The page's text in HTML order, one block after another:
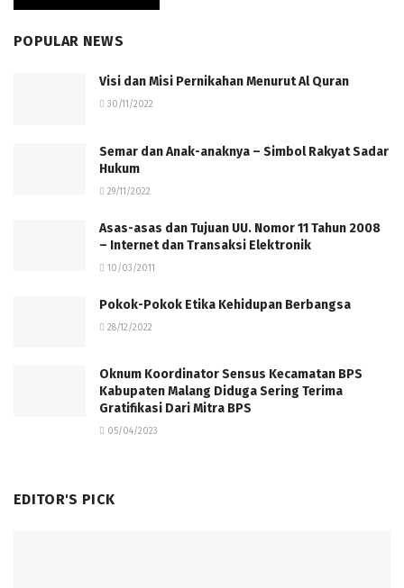
POPULAR NEWS
Visi dan Misi Pernikahan Menurut Al Quran
30/11/2022
Semar dan Anak-anaknya – Simbol Rakyat Sadar
Hukum
29/11/2022
Asas-asas dan Tujuan UU. Nomor 11 Tahun 2008
– Internet dan Transaksi Elektronik
10/03/2011
Pokok-Pokok Etika Kehidupan Berbangsa
28/12/2022
Oknum Koordinator Sensus Kecamatan BPS
Kabupaten Malang Diduga Sering Terima
Gratifikasi Dari Mitra BPS
05/04/2023
EDITOR'S PICK